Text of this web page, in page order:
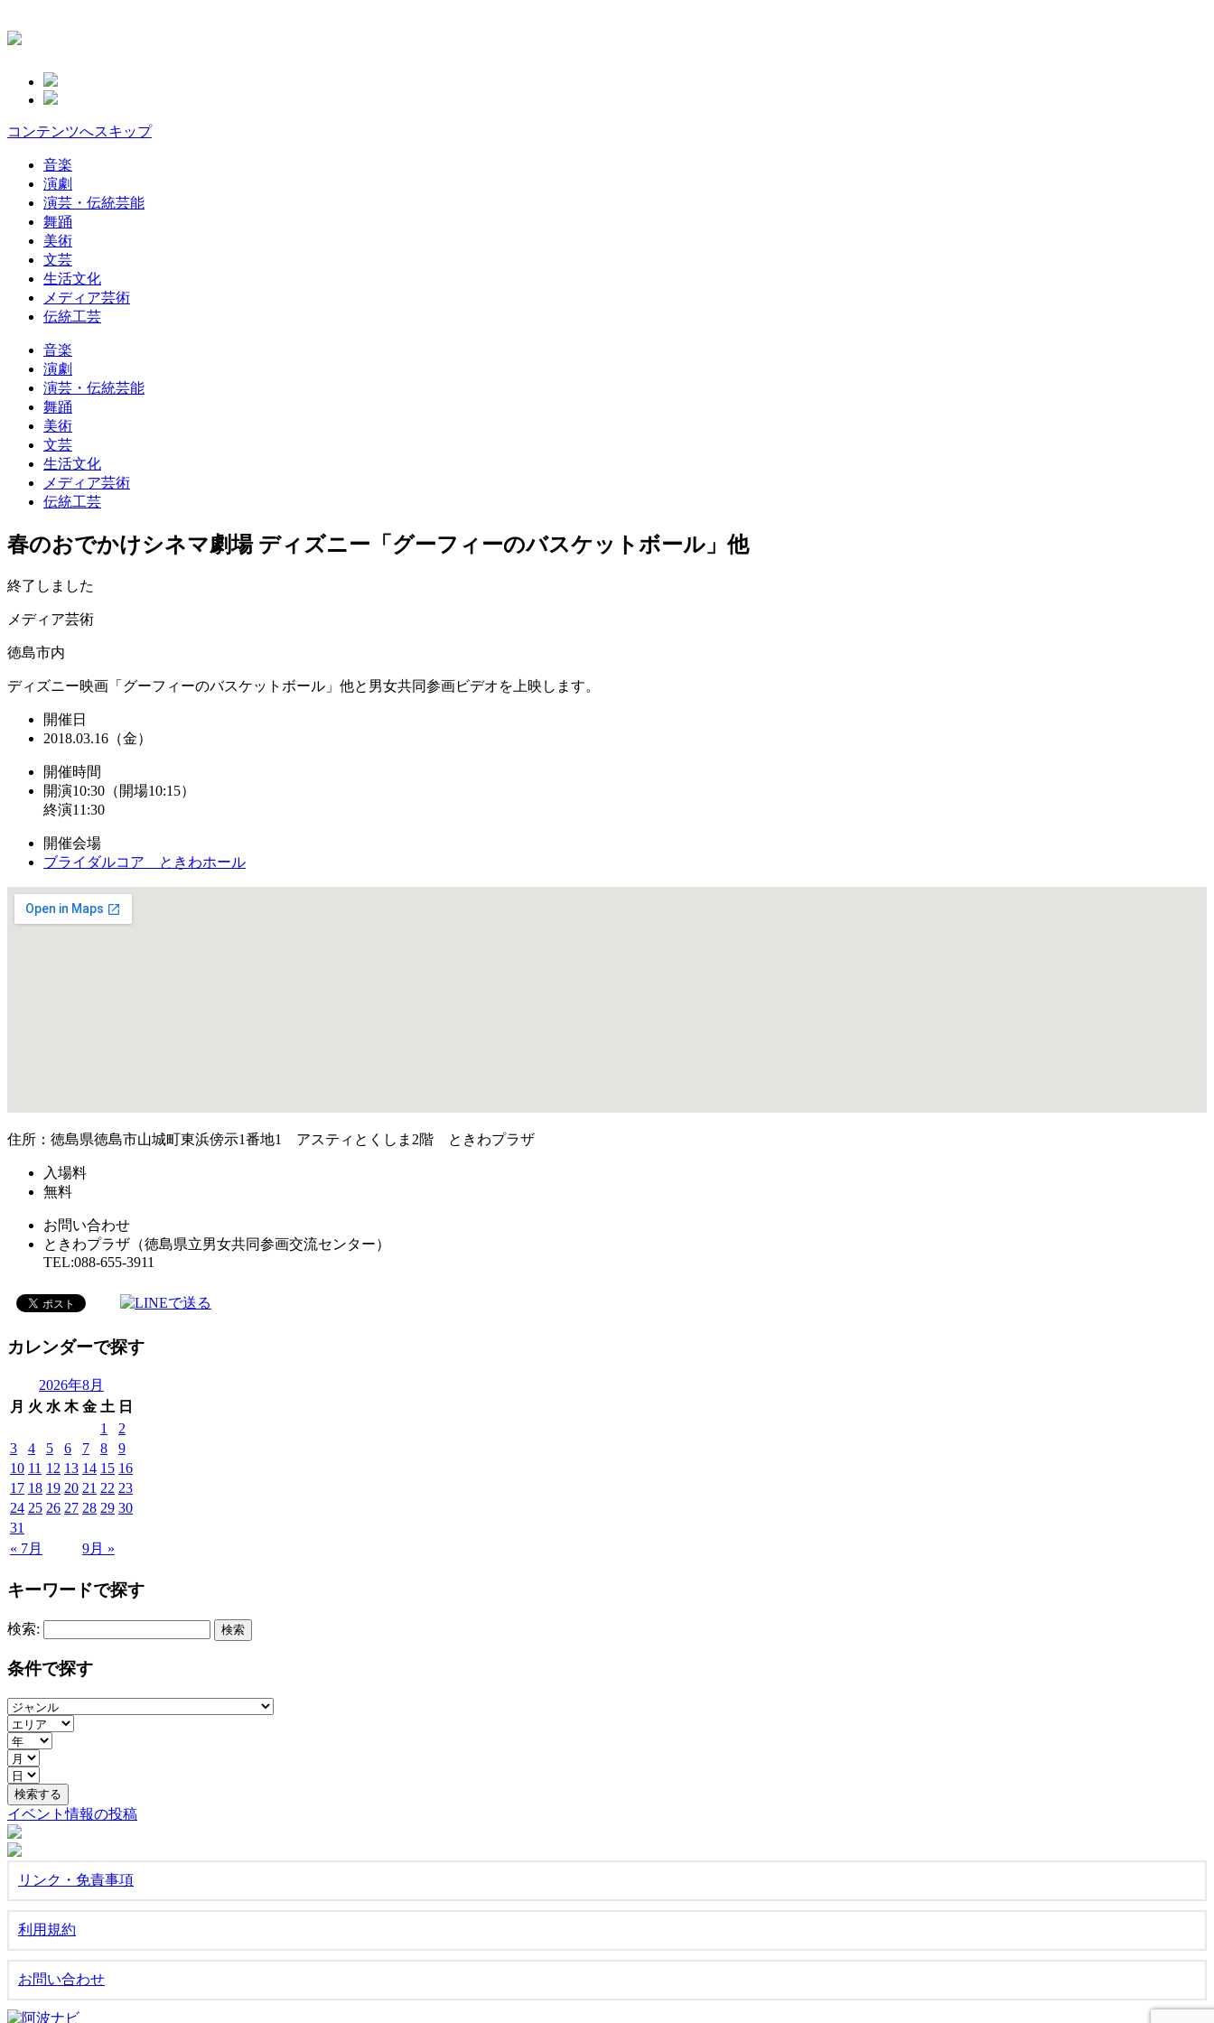
コンテンツへスキップ
音楽
演劇
演芸・伝統芸能
舞踊
美術
文芸
生活文化
メディア芸術
伝統工芸
音楽
演劇
演芸・伝統芸能
舞踊
美術
文芸
生活文化
メディア芸術
伝統工芸
春のおでかけシネマ劇場 ディズニー「グーフィーのバスケットボール」他
終了しました
メディア芸術
徳島市内
ディズニー映画「グーフィーのバスケットボール」他と男女共同参画ビデオを上映します。
開催日
2018.03.16（金）
開催時間
開演10:30（開場10:15）
終演11:30
開催会場
ブライダルコア ときわホール
住所：徳島県徳島市山城町東浜傍示1番地1 アスティとくしま2階 ときわプラザ
入場料
無料
お問い合わせ
ときわプラザ（徳島県立男女共同参画交流センター）
TEL:088-655-3911
カレンダーで探す
2026年8月
月 火 水 木 金 土 日
« 7月 9月 »
1
2
3
4 5 6 7 8
9
10 11 12 13 14 15 16
17 18 19 20 21 22 23
24 25 26 27 28 29 30
31
キーワードで探す
検索:
条件で探す
イベント情報の投稿
リンク・免責事項
利用規約
お問い合わせ